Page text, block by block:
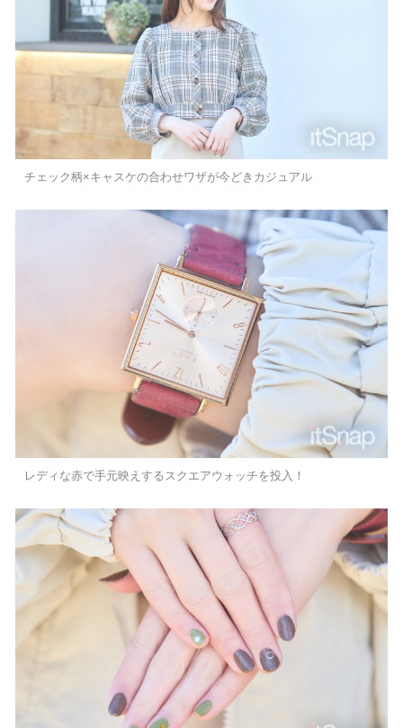
チェック柄×キャスケの合わせワザが今どきカジュアル
レディな赤で手元映えするスクエアウォッチを投入！